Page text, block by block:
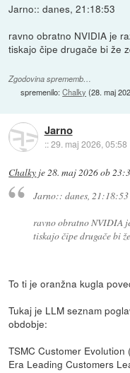
Jarno:: danes, 21:18:53
ravno obratno NVIDIA je
tiskajo čipe drugače bi že
Zgodovina sprememb…
spremenilo:Chalky (28. maj
Jarno
::29. maj 2026, 05:58
Chalky je 28. maj 2026 ob
Jarno:: danes, 21:18:53
ravno obratno NVIDIA
tiskajo čipe drugače bi
To ti je oranžna kugla
Tukaj je LLM seznam
obdobje:
TSMC Customer Evolution
Era Leading Customers